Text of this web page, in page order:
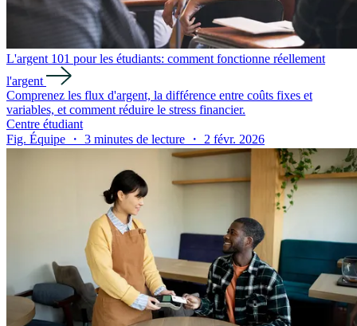
L'argent 101 pour les étudiants: comment fonctionne réellement
l'argent
Comprenez les flux d'argent, la différence entre coûts fixes et
variables, et comment réduire le stress financier.
Centre étudiant
Fig. Équipe ・ 3 minutes de lecture ・ 2 févr. 2026